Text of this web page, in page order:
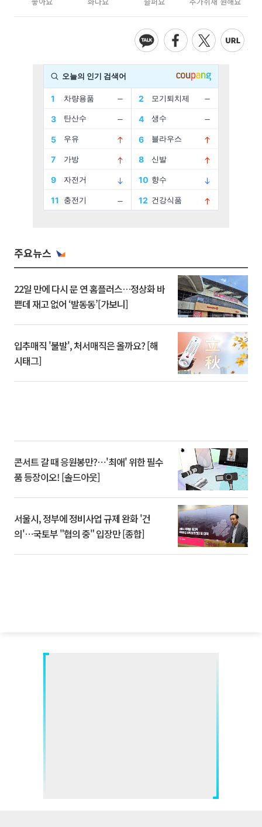
주요뉴스
22일 만에 다시 문 연 홈플러스…정상화 바
쁜데 재고 없어 ‘발동동’[가보니]
입추매직 '불발', 처서매직은 올까요? [해
시태그]
콘서트 갈 때 응원봉만?⋯'최애' 위한 필수
품 등장이오! [솔드아웃]
서울시, 정부에 정비사업 규제 완화 '건
의'⋯국토부 "협의 중" 입장만 [종합]